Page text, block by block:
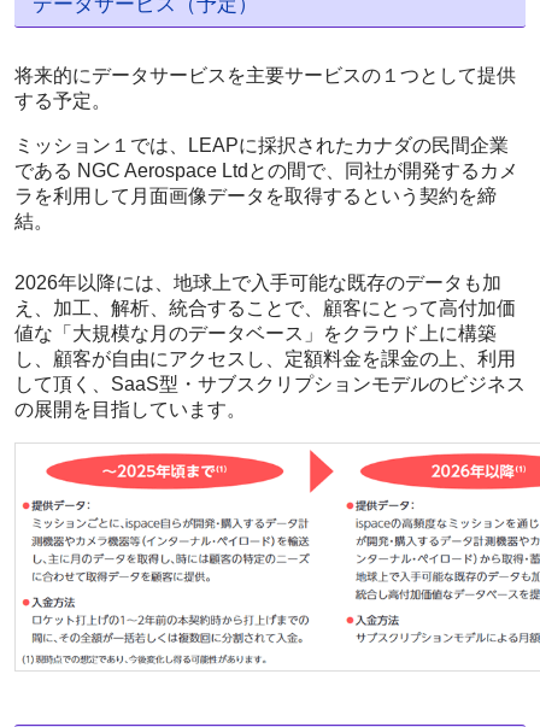
将来的にデータサービスを主要サービスの１つとして提供
する予定。
ミッション１では、LEAPに採択されたカナダの民間企業
である NGC Aerospace Ltdとの間で、同社が開発するカメ
ラを利用して月面画像データを取得するという契約を締
結。
2026年以降には、地球上で入手可能な既存のデータも加
え、加工、解析、統合することで、顧客にとって高付加価
値な「大規模な月のデータベース」をクラウド上に構築
し、顧客が自由にアクセスし、定額料金を課金の上、利用
して頂く、SaaS型・サブスクリプションモデルのビジネス
の展開を目指しています。